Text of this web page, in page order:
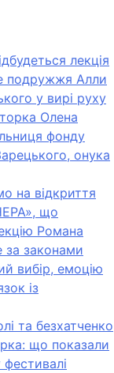
лекція
подружжя Алли
у вирі руху
Олена
фонду
онука
на відкриття
що
Романа
законами
вибір, емоцію
із
та безхатченко
що показали